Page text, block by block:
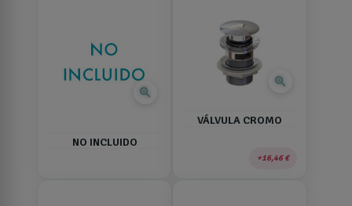
zoom_in
NO INCLUIDO
zoom_in
VÁLVULA CROMO
16,46 €